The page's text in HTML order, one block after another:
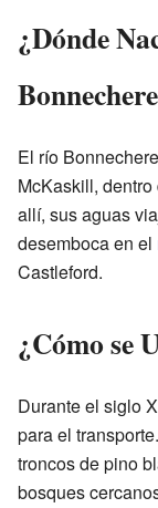
¿Dónde
El río
McKaskill,
allí, sus aguas
desemboca en el
Castleford.
¿Cómo se
Durante el siglo
para el
troncos de pino
bosques